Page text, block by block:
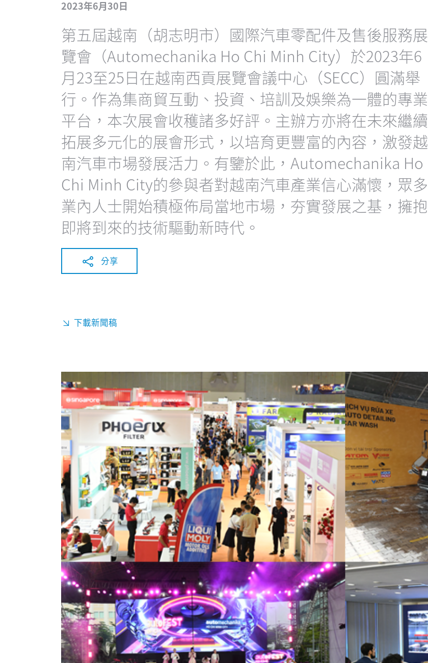
2023年6月30日
第五屆越南（胡志明市）國際汽車零配件及售後服務展
覽會（Automechanika Ho Chi Minh City）於2023年6
月23至25日在越南西貢展覽會議中心（SECC）圓滿舉
行。作為集商貿互動、投資、培訓及娛樂為一體的專業
平台，本次展會收穫諸多好評。主辦方亦將在未來繼續
拓展多元化的展會形式，以培育更豐富的內容，激發越
南汽車市場發展活力。有鑒於此，Automechanika Ho
Chi Minh City的參與者對越南汽車產業信心滿懷，眾多
業內人士開始積極佈局當地市場，夯實發展之基，擁抱
即將到來的技術驅動新時代。
分享
下載新聞稿